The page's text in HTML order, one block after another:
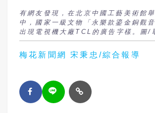
有網友發現，在北京中國工藝美術館
中，國家一級文物「永樂款鎏金銅觀
出現電視機大廠TCL的廣告字樣。圖/
梅花新聞網 宋秉忠/綜合報導